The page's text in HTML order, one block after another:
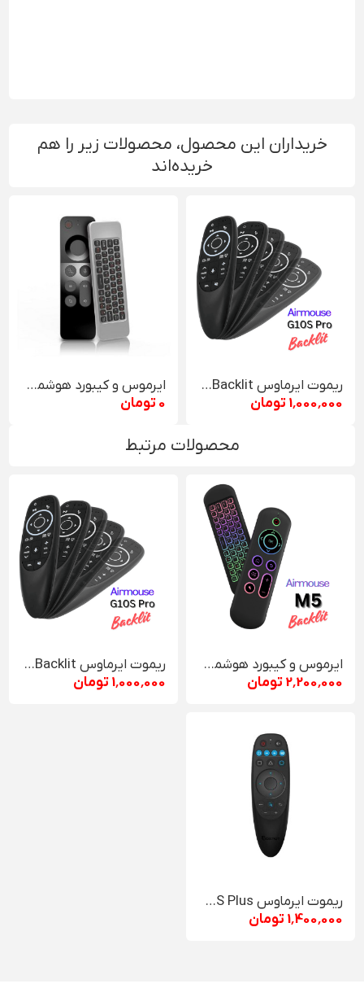
خریداران این محصول، محصولات زیر را هم
خریده‌اند
ریموت ایرماوس G10S Pro Backlit
1٬000٬000 تومان
ایرموس و کیبورد هوشمند Wechip W3
0 تومان
محصولات مرتبط
ایرموس و کیبورد هوشمند ZENEX M5 Backlit
2٬200٬000 تومان
ریموت ایرماوس G10S Pro Backlit
1٬000٬000 تومان
ریموت ایرماوس BoxPut BPR2S Plus
1٬400٬000 تومان